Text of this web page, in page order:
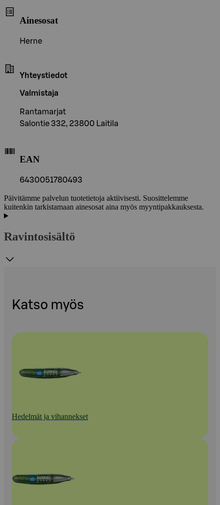
Ainesosat
Herne
Yhteystiedot
Valmistaja
Rantamarjat
Salontie 332, 23800 Laitila
EAN
6430051780493
Päivitämme palvelun tuotetietoja aktiivisesti. Suosittelemme
kuitenkin tarkistamaan ainesosat aina myös myyntipakkauksesta.
Ravintosisältö
Katso myös
Hedelmät ja vihannekset